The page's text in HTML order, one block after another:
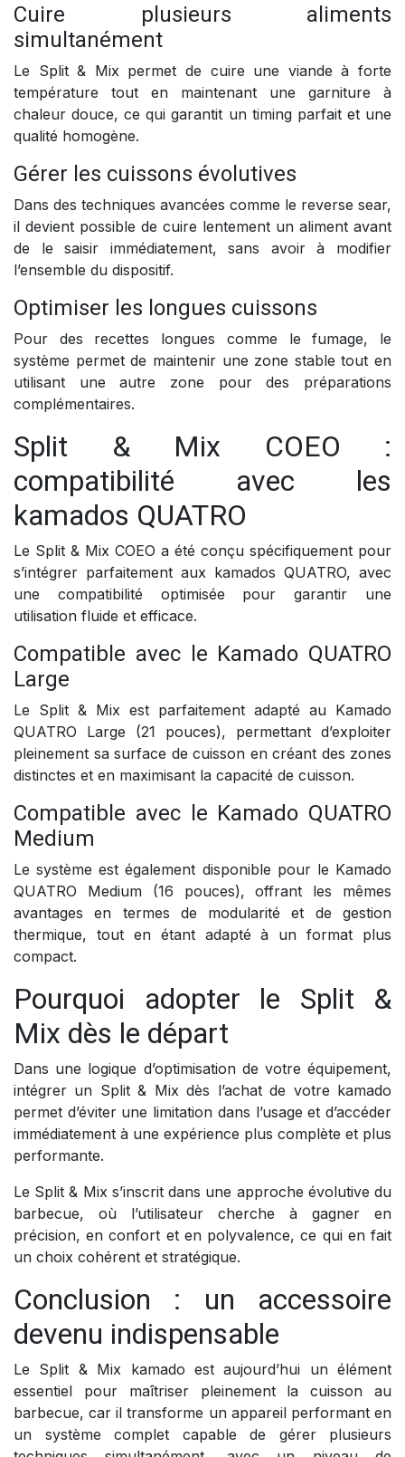
Cuire plusieurs aliments
simultanément
Le Split & Mix permet de cuire une viande à forte
température tout en maintenant une garniture à
chaleur douce, ce qui garantit un timing parfait et une
qualité homogène.
Gérer les cuissons évolutives
Dans des techniques avancées comme le reverse sear,
il devient possible de cuire lentement un aliment avant
de le saisir immédiatement, sans avoir à modifier
l’ensemble du dispositif.
Optimiser les longues cuissons
Pour des recettes longues comme le fumage, le
système permet de maintenir une zone stable tout en
utilisant une autre zone pour des préparations
complémentaires.
Split & Mix COEO :
compatibilité avec les
kamados QUATRO
Le Split & Mix COEO a été conçu spécifiquement pour
s’intégrer parfaitement aux kamados QUATRO, avec
une compatibilité optimisée pour garantir une
utilisation fluide et efficace.
Compatible avec le Kamado QUATRO
Large
Le Split & Mix est parfaitement adapté au Kamado
QUATRO Large (21 pouces), permettant d’exploiter
pleinement sa surface de cuisson en créant des zones
distinctes et en maximisant la capacité de cuisson.
Compatible avec le Kamado QUATRO
Medium
Le système est également disponible pour le Kamado
QUATRO Medium (16 pouces), offrant les mêmes
avantages en termes de modularité et de gestion
thermique, tout en étant adapté à un format plus
compact.
Pourquoi adopter le Split &
Mix dès le départ
Dans une logique d’optimisation de votre équipement,
intégrer un Split & Mix dès l’achat de votre kamado
permet d’éviter une limitation dans l’usage et d’accéder
immédiatement à une expérience plus complète et plus
performante.
Le Split & Mix s’inscrit dans une approche évolutive du
barbecue, où l’utilisateur cherche à gagner en
précision, en confort et en polyvalence, ce qui en fait
un choix cohérent et stratégique.
Conclusion : un accessoire
devenu indispensable
Le Split & Mix kamado est aujourd’hui un élément
essentiel pour maîtriser pleinement la cuisson au
barbecue, car il transforme un appareil performant en
un système complet capable de gérer plusieurs